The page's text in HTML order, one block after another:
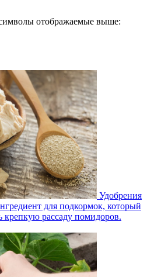
отображаемые выше:
Удобрения
для подкормок, который
крепкую рассаду помидоров.